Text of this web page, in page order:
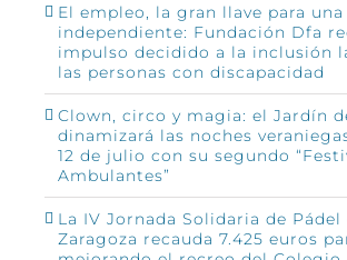
El empleo, la gran llave para una
independiente: Fundación Dfa
impulso decidido a la inclusión
las personas con discapacidad
Clown, circo y magia: el Jardín
dinamizará las noches
12 de julio con su segundo
Ambulantes”
La IV Jornada Solidaria de Pádel
Zaragoza recauda 7.425 euros